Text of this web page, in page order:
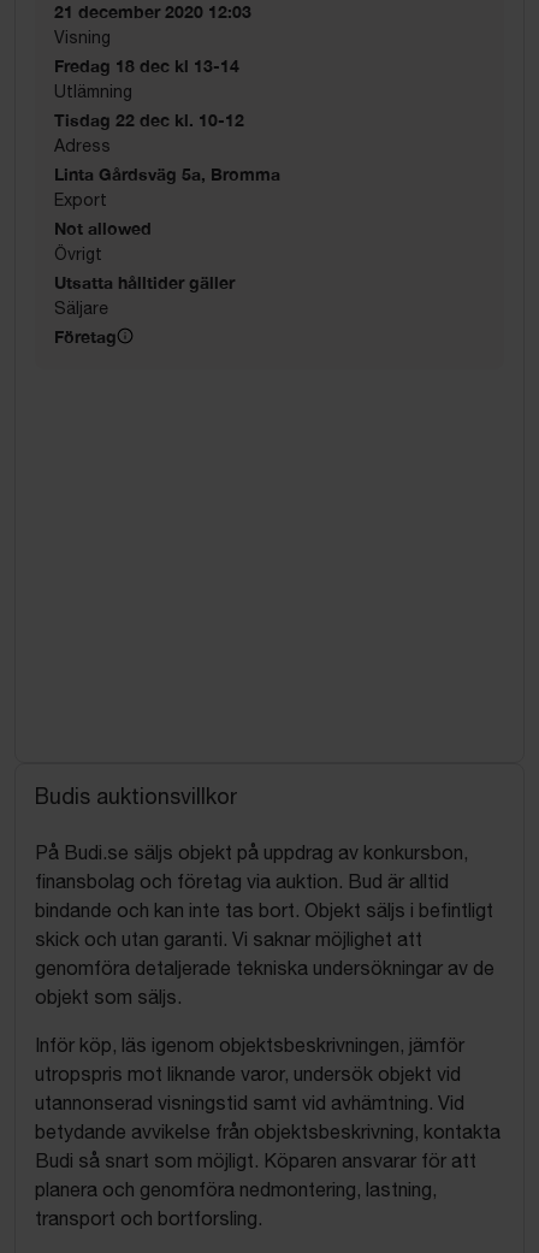
21 december 2020 12:03
Visning
Fredag 18 dec kl 13-14
Utlämning
Tisdag 22 dec kl. 10-12
Adress
Linta Gårdsväg 5a, Bromma
Export
Not allowed
Övrigt
Utsatta hålltider gäller
Säljare
Företag
Budis auktionsvillkor
På Budi.se säljs objekt på uppdrag av konkursbon,
finansbolag och företag via auktion. Bud är alltid
bindande och kan inte tas bort. Objekt säljs i befintligt
skick och utan garanti. Vi saknar möjlighet att
genomföra detaljerade tekniska undersökningar av de
objekt som säljs.
Inför köp, läs igenom objektsbeskrivningen, jämför
utropspris mot liknande varor, undersök objekt vid
utannonserad visningstid samt vid avhämtning. Vid
betydande avvikelse från objektsbeskrivning, kontakta
Budi så snart som möjligt. Köparen ansvarar för att
planera och genomföra nedmontering, lastning,
transport och bortforsling.